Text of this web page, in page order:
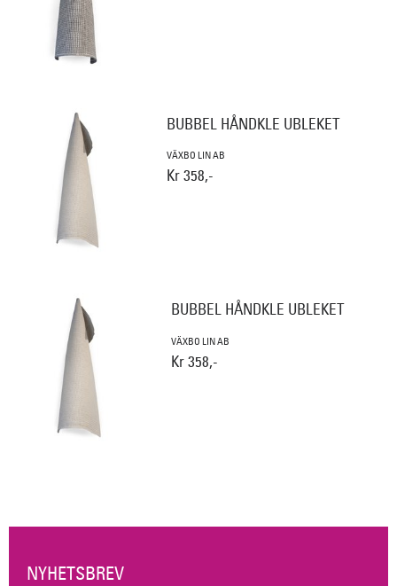
BUBBEL HÅNDKLE UBLEKET
VÄXBO LIN AB
Kr 358,-
BUBBEL HÅNDKLE UBLEKET
VÄXBO LIN AB
Kr 358,-
NYHETSBREV